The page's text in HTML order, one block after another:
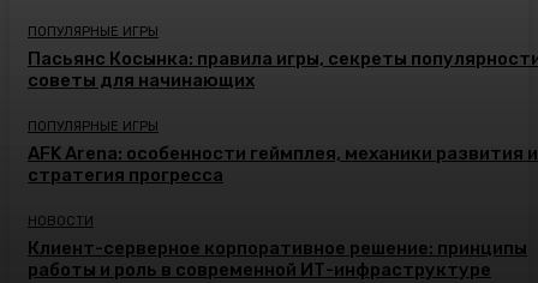
ПОПУЛЯРНЫЕ ИГРЫ
Пасьянс Косынка: правила игры, секреты
советы для начинающих
ПОПУЛЯРНЫЕ ИГРЫ
AFK Arena: особенности геймплея, механики развития и
стратегия прогресса
НОВОСТИ
Клиент-серверное корпоративное решение: принципы
работы и роль в современной ИТ-инфраструктуре